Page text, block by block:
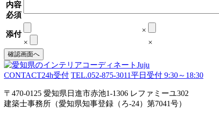
内容
必須
添付
×
×
×
CONTACT24h受付 TEL.052-875-3011平日受付 9:30～18:30
〒470-0125 愛知県日進市赤池1-1306 レファミーユ302
建築士事務所（愛知県知事登録（ろ-24）第7041号）